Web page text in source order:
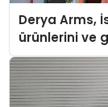
Derya Arms,
ürünlerini ve